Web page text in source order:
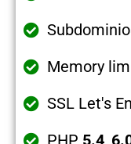
Memory
SSL Let's
PHP 5.4